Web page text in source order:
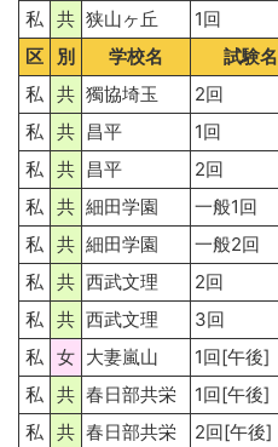
私 共 狭山ヶ丘 1回
区
別 学校名 試験名
私 共 獨協埼玉 2回
私 共 昌平 1回
私 共 昌平 2回
私 共 細田学園 一般1回
私 共 細田学園 一般2回
私 共 西武文理 2回
私 共 西武文理 3回
私 女 大妻嵐山 1回[午後]
私 共 春日部共栄 1回[午後]
私 共 春日部共栄 2回[午後]